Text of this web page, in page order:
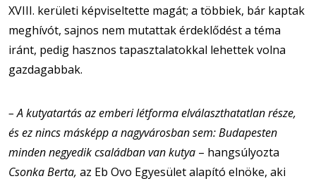
XVIII. kerületi képviseltette magát; a többiek, bár kaptak
meghívót, sajnos nem mutattak érdeklődést a téma
iránt, pedig hasznos tapasztalatokkal lehettek volna
gazdagabbak.
– A kutyatartás az emberi létforma elválaszthatatlan része,
és ez nincs másképp a nagyvárosban sem: Budapesten
minden negyedik családban van kutya – hangsúlyozta
Csonka Berta, az Eb Ovo Egyesület alapító elnöke, aki